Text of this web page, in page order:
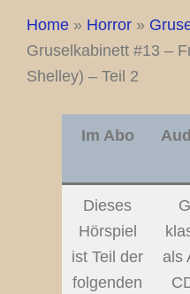
Home » Horror »
Gruselkabinett #13 –
Shelley) – Teil 2
Im Abo
Dieses
Hörspiel
ist Teil der
folgenden
als